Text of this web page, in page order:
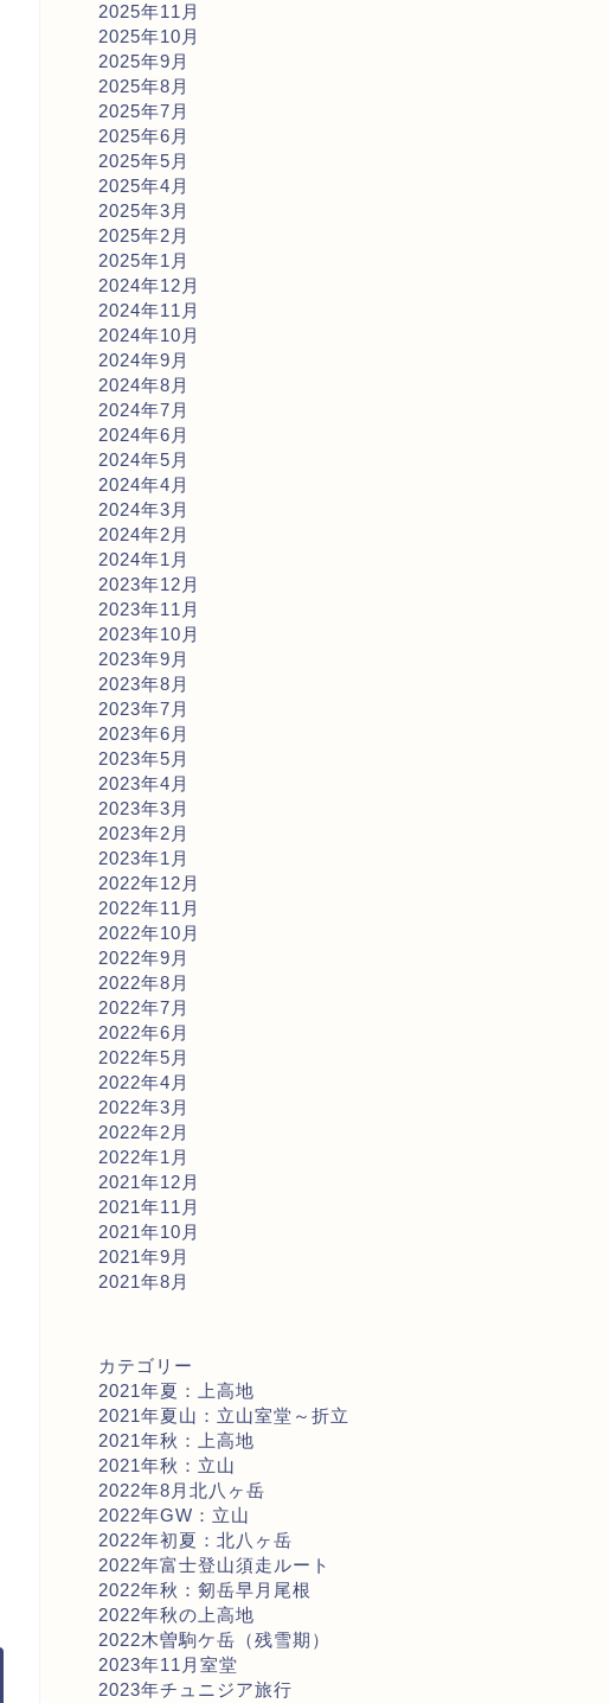
2025年11月
2025年10月
2025年9月
2025年8月
2025年7月
2025年6月
2025年5月
2025年4月
2025年3月
2025年2月
2025年1月
2024年12月
2024年11月
2024年10月
2024年9月
2024年8月
2024年7月
2024年6月
2024年5月
2024年4月
2024年3月
2024年2月
2024年1月
2023年12月
2023年11月
2023年10月
2023年9月
2023年8月
2023年7月
2023年6月
2023年5月
2023年4月
2023年3月
2023年2月
2023年1月
2022年12月
2022年11月
2022年10月
2022年9月
2022年8月
2022年7月
2022年6月
2022年5月
2022年4月
2022年3月
2022年2月
2022年1月
2021年12月
2021年11月
2021年10月
2021年9月
2021年8月
カテゴリー
2021年夏：上高地
2021年夏山：立山室堂～折立
2021年秋：上高地
2021年秋：立山
2022年8月北八ヶ岳
2022年GW：立山
2022年初夏：北八ヶ岳
2022年富士登山須走ルート
2022年秋：剱岳早月尾根
2022年秋の上高地
2022木曽駒ケ岳（残雪期）
2023年11月室堂
2023年チュニジア旅行